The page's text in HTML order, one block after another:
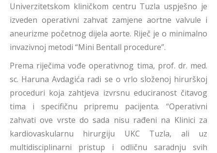
Univerzitetskom kliničkom centru Tuzla uspješno je
izveden operativni zahvat zamjene aortne valvule i
aneurizme početnog dijela aorte. Riječ je o minimalno
invazivnoj metodi “Mini Bentall procedure”.
Prema riječima vođe operativnog tima, prof. dr. med.
sc. Haruna Avdagića radi se o vrlo složenoj hirurškoj
proceduri koja zahtjeva izvrsnu educiranost čitavog
tima i specifičnu pripremu pacijenta. “Operativni
zahvati ove vrste do sada nisu rađeni na Klinici za
kardiovaskularnu hirurgiju UKC Tuzla, ali uz
multidisciplinarni pristup i odličnu saradnju svih